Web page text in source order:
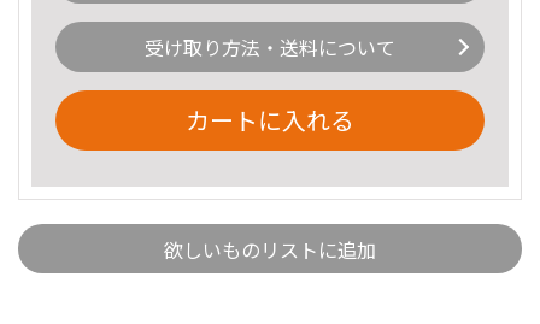
受け取り方法・送料について
カートに入れる
欲しいものリストに追加